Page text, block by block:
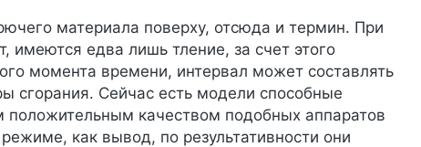
материала поверху, отсюда и термин. При
имеются едва лишь тление, за счет этого
момента времени, интервал может составлять
сгорания. Сейчас есть модели способные
положительным качеством подобных аппаратов
как вывод, по результативности они